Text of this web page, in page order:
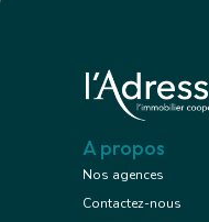
A propos
Nos agences
Contactez-nous